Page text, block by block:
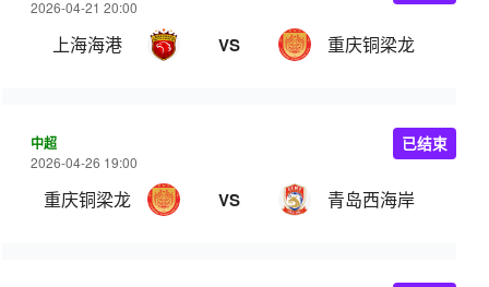
2026-04-21 20:00
上海海港 VS 重庆铜梁龙
中超
2026-04-26 19:00
重庆铜梁龙 VS 青岛西海岸
已结束